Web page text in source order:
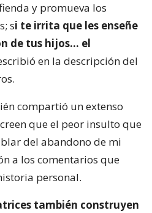
y promueva los
si te irrita que les enseñe
de tus hijos… el
en la descripción del
compartió un extenso
que el peor insulto que
del abandono de mi
a los comentarios que
personal.
también construyen